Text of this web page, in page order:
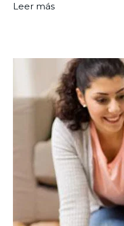
Leer más